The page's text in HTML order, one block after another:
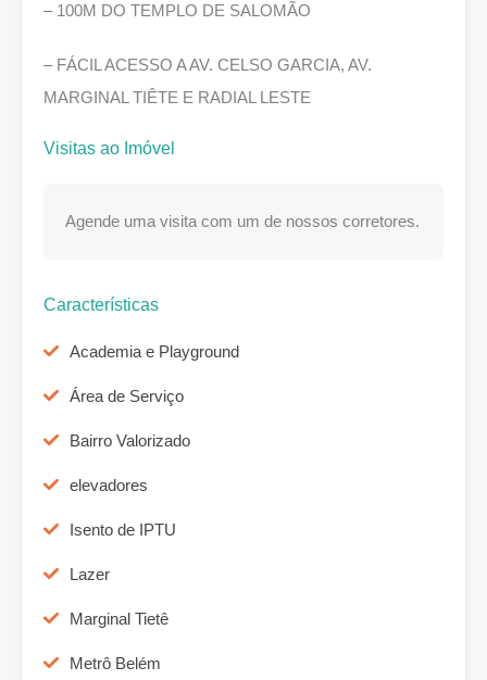
– 100M DO TEMPLO DE SALOMÃO
– FÁCIL ACESSO A AV. CELSO GARCIA, AV.
MARGINAL TIÊTE E RADIAL LESTE
Visitas ao Imóvel
Agende uma visita com um de nossos corretores.
Características
Academia e Playground
Área de Serviço
Bairro Valorizado
elevadores
Isento de IPTU
Lazer
Marginal Tietê
Metrô Belém